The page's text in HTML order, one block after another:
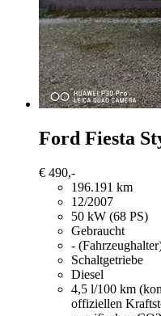
Ford Fiesta
€ 490,-
196.191 km
12/2007
50 kW (68 PS)
Gebraucht
-
Schaltgetriebe
Diesel
4,5 l/100 km
offiziellen